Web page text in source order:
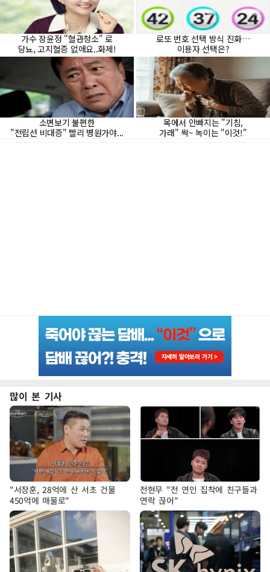
많이 본 기사
"서장훈, 28억에 산 서초 건물
450억에 매물로"
전현무 "전 연인 집착에 친구들과
연락 끊어"